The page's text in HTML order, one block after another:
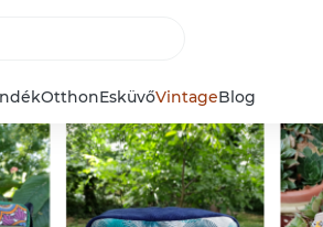
OtthonEsküvőVintageBlog